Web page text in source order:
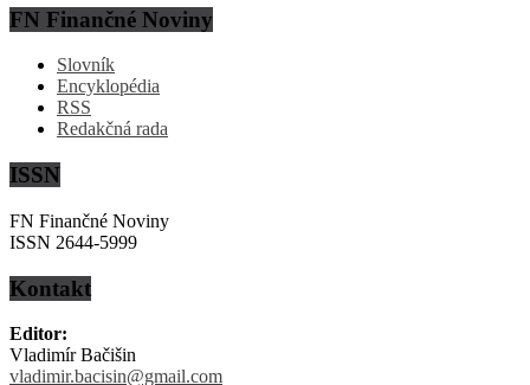
FN Finančné Noviny
Slovník
Encyklopédia
RSS
Redakčná rada
ISSN
FN Finančné Noviny
ISSN 2644-5999
Kontakt
Editor:
Vladimír Bačišin
vladimir.bacisin@gmail.com